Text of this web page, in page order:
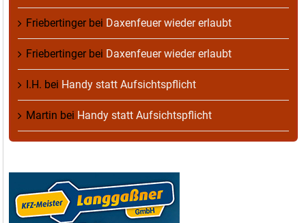
Friebertingerbei Daxenfeuer wieder erlaubt
Friebertingerbei Daxenfeuer wieder erlaubt
I.H. bei Handy statt Aufsichtspflicht
Martin bei Handy statt Aufsichtspflicht